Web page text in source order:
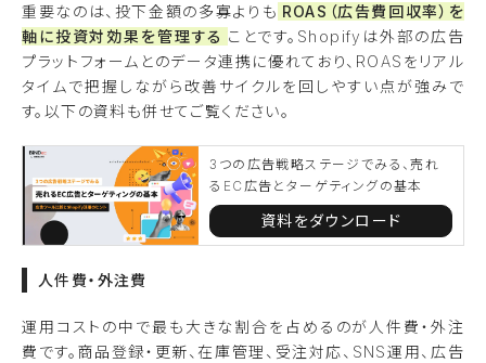
重要なのは、投下金額の多寡よりも ROAS（広告費回収率）を
軸に投資対効果を管理する ことです。Shopifyは外部の広告
プラットフォームとのデータ連携に優れており、ROASをリアル
タイムで把握しながら改善サイクルを回しやすい点が強みで
す。以下の資料も併せてご覧ください。
3つの広告戦略ステージでみる、売れ
るEC広告とターゲティングの基本
資料をダウンロード
人件費・外注費
運用コストの中で最も大きな割合を占めるのが人件費・外注
費です。商品登録・更新、在庫管理、受注対応、SNS運用、広告